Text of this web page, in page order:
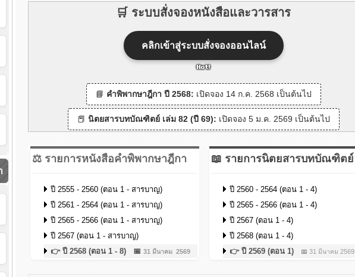
🛒 ระบบสั่งจองหนังสือและวารสาร
คลิกเข้าสู่ระบบสั่งจองออนไลน์
📘 คำพิพากษาฎีกา ปี 2568: เปิดจอง 14 ก.ค. 2568 เป็นต้นไป
📕 นิตยสารบทบัณฑิตย์ เล่ม 82 (ปี 69): เปิดจอง 5 ม.ค. 2569 เป็นต้นไป
⚖️ รายการหนังสือคำพิพากษาฎีกา
ปี 2555 - 2560 (ตอน 1 - สารบาญ)
ปี 2561 - 2564 (ตอน 1 - สารบาญ)
ปี 2565 - 2566 (ตอน 1 - สารบาญ)
ปี 2567 (ตอน 1 - สารบาญ)
👉 ปี 2568 (ตอน 1 - 8) 📅 31 มีนาคม 2569
📖 รายการนิตยสารบทบัณฑิตย์
ปี 2560 - 2564 (ตอน 1 - 4)
ปี 2565 - 2566 (ตอน 1 - 4)
ปี 2567 (ตอน 1 - 4)
ปี 2568 (ตอน 1 - 4)
👉 ปี 2569 (ตอน 1)
📅 31 มีนาคม 2569